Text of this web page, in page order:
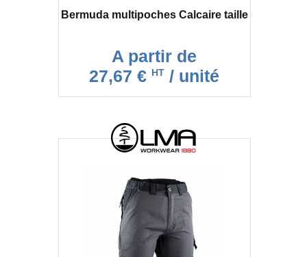
Bermuda multipoches Calcaire taille
A partir de
27,67 € HT / unité